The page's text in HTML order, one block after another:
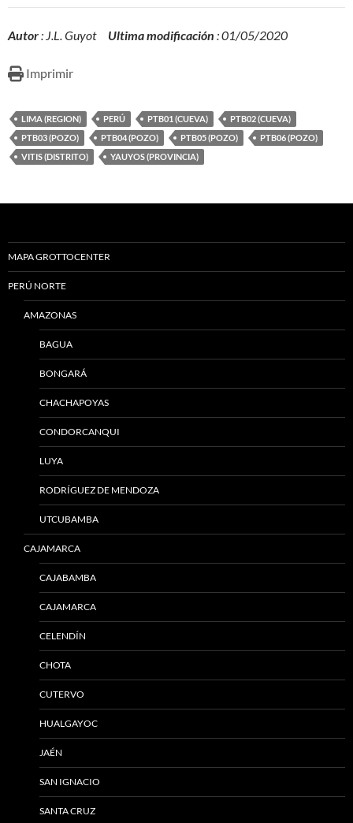
Autor: J.L. Guyot Ultima modificación : 01/05/2020
Imprimir
LIMA (REGION) PERÚ PTB01 (CUEVA)
PTB02 (CUEVA)
PTB03 (POZO)
PTB04 (POZO) PTB05 (POZO)
PTB06 (POZO)
VITIS (DISTRITO)
YAUYOS (PROVINCIA)
MAPA GROTTOCENTER
PERÚ NORTE
AMAZONAS
BAGUA
BONGARÁ
CHACHAPOYAS
CONDORCANQUI
LUYA
RODRÍGUEZ DE MENDOZA
UTCUBAMBA
CAJAMARCA
CAJABAMBA
CAJAMARCA
CELENDÍN
CHOTA
CUTERVO
HUALGAYOC
JAÉN
SAN IGNACIO
SANTA CRUZ